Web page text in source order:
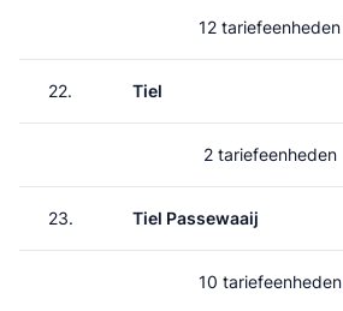
12 tariefeenheden
22. Tiel
2 tariefeenheden
23. Tiel Passewaaij
10 tariefeenheden